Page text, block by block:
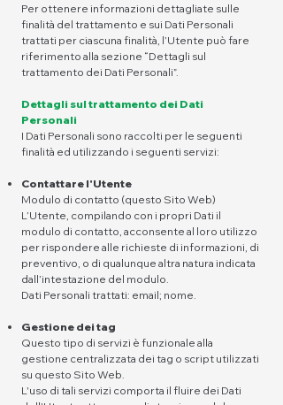
Per ottenere informazioni dettagliate sulle
finalità del trattamento e sui Dati Personali
trattati per ciascuna finalità, l’Utente può fare
riferimento alla sezione “Dettagli sul
trattamento dei Dati Personali”.
Dettagli sul trattamento dei Dati
Personali
I Dati Personali sono raccolti per le seguenti
finalità ed utilizzando i seguenti servizi:
Contattare l'Utente
Modulo di contatto (questo Sito Web)
L’Utente, compilando con i propri Dati il
modulo di contatto, acconsente al loro utilizzo
per rispondere alle richieste di informazioni, di
preventivo, o di qualunque altra natura indicata
dall’intestazione del modulo.
Dati Personali trattati: email; nome.
Gestione dei tag
Questo tipo di servizi è funzionale alla
gestione centralizzata dei tag o script utilizzati
su questo Sito Web.
L'uso di tali servizi comporta il fluire dei Dati